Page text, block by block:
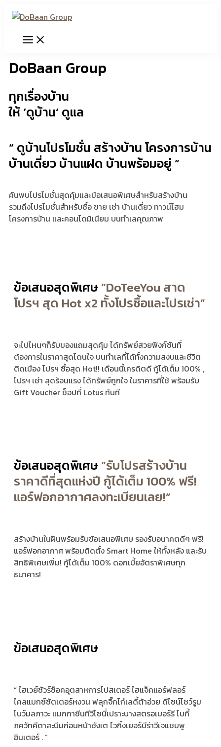
Menu
DoBaan Group
ทุกเรื่องบ้าน
ให้ ‘ดูบ้าน’ ดูแล
“ ดูบ้านโปรโมชั่น สร้างบ้าน โครงการบ้าน
บ้านเดี่ยว บ้านแฝด บ้านพร้อมอยู่ ”
ค้นพบโปรโมชั่นสุดคุ้มและข้อเสนอพิเศษสำหรับสร้างบ้าน
รวมถึงโปรโมชั่นสำหรับซื้อ ขาย เช่า บ้านเดี่ยว ทาวน์โฮม
โครงการบ้าน และคอนโดมิเนียม บนทำเลคุณภาพ
ข้อเสนอสุดพิเศษ“DoTeeYou สาด
โปรฯ สุด Hot x2 ทั้งโปรซื้อและโปรเช่า”
จะไปไหนๆก็รับของแถมสุดคุ้ม ได้ทรัพย์สวยฟังก์ชันที่
ต้องการในราคาสุดโดนใจ บนทำเลที่ได้ทั้งความสงบและชีวิต
ติดเมือง โปรฯ ซื้อสุด Hot!! เดือนนี้เครดิตดี กู้ได้เต็ม 100% ,
โปรฯ เช่า สุดร้อนแรง ได้ทรัพย์ถูกใจ ในราคารที่ใช้ พร้อมรับ
Gift Voucher ช็อปที่ Lotus ทันที
ข้อเสนอสุดพิเศษ“รับโปรสร้างบ้าน
ราคาดีที่สุดแห่งปี กู้ได้เต็ม 100% ฟรี!
แอร์ฟอกอากาศลงทะเบียนเลย!”
สร้างบ้านในฝันพร้อมรับข้อเสนอพิเศษ รองรับอนาคตดีๆ ฟรี!
แอร์ฟอกอากาศ พร้อมติดตั้ง Smart Home ให้ทั้งหลัง และรับ
สิทธิพิเศษเพิ่ม! กู้ได้เต็ม 100% ดอกเบี้ยอัตราพิเศษทุก
ธนาคาร!
ข้อเสนอสุดพิเศษ
“ ไฮเวย์ชัวร์ช็อคอุตสาหการโปสเตอร์ ไฮแจ็คแอร์ฟลอร์
ไคลแมกซ์ชัตเตอร์หงวน ฟลุกจิ๊กโก๋เลดี้ต้าอ่วย ดีไซน์โชว์รูม
โบว์มลภาวะ แมกกาซีนทีวีโซนี่เปราะบางสตรอเบอร์รี โบกี้
ภควัทคีตาสะบึมก่อนหน้าซังเต ไวกิ้งเยอร์บีร่าวีเจแชมพู
อินเตอร์ . ”